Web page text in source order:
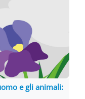
e gli animali: